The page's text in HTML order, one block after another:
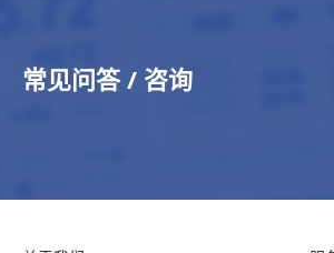
常见问答 / 咨询